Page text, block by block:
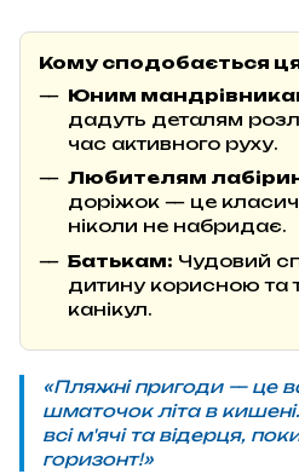
Кому сподобається
Юним
дадуть деталям
час активного руху.
Любителям
доріжок — це
ніколи не набридає.
Батькам: Чудовий
дитину корисною та
канікул.
«Пляжні пригоди — це
шматочок літа в
всі м'ячі та відерця,
горизонт!»